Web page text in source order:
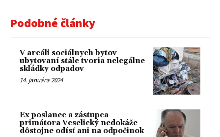
Podobné články
V areáli sociálnych bytov
ubytovaní stále tvoria nelegálne
skládky odpadov
14. januára 2024
Ex poslanec a zástupca
primátora Veselický nedokáže
dôstojne odísť ani na odpočinok